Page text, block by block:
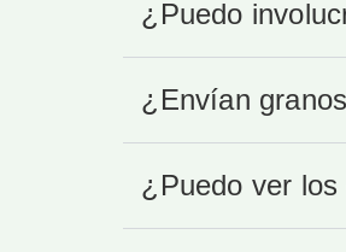
¿Puedo
¿Envían
¿Puedo ver